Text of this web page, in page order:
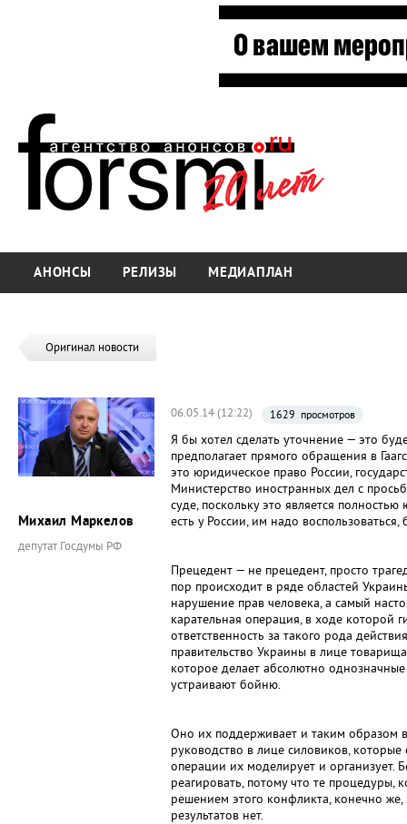
АНОНСЫ РЕЛИЗЫ МЕДИАПЛАН
Оригинал новости
Михаил Маркелов
депутат Госдумы РФ
06.05.14 (12:22) 1629 просмотров
Я бы хотел сделать уточнение — это
предполагает прямого обращения в
это юридическое право России,
Министерство иностранных дел с
суде, поскольку это является
есть у России, им надо воспользоваться,
Прецедент — не прецедент, просто
пор происходит в ряде областей
нарушение прав человека, а самый
карательная операция, в ходе которой
ответственность за такого рода
правительство Украины в лице
которое делает абсолютно
устраивают бойню.
Оно их поддерживает и таким образом
руководство в лице силовиков,
операции их моделирует и организует.
реагировать, потому что те процедуры,
решением этого конфликта, конечно
результатов нет.